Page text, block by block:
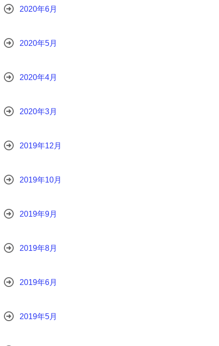
2020年6月
2020年5月
2020年4月
2020年3月
2019年12月
2019年10月
2019年9月
2019年8月
2019年6月
2019年5月